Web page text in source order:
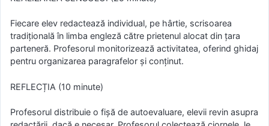
Fiecare elev redactează individual, pe hârtie, scrisoarea
tradițională în limba engleză către prietenul alocat din țara
parteneră. Profesorul monitorizează activitatea, oferind ghidaj
pentru organizarea paragrafelor și conținut.
REFLECȚIA (10 minute)
Profesorul distribuie o fișă de autoevaluare, elevii revin asupra